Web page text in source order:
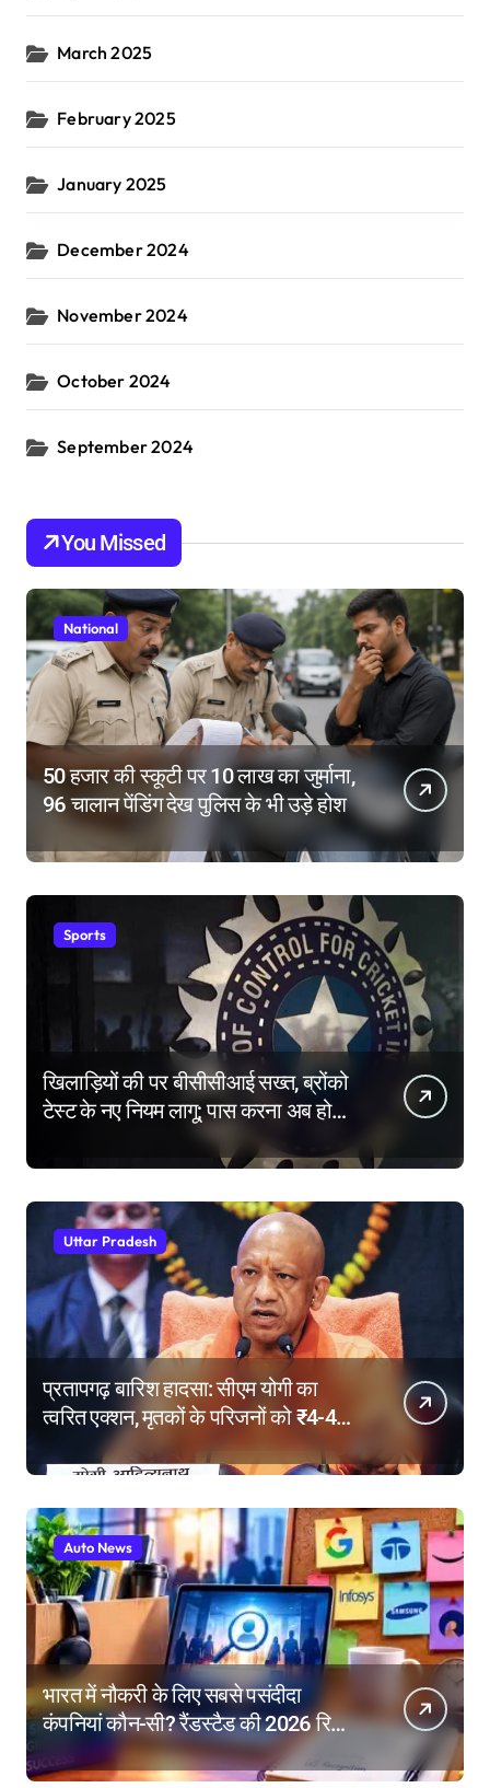
March 2025
February 2025
January 2025
December 2024
November 2024
October 2024
September 2024
You Missed
National
50 हजार की स्कूटी पर 10 लाख का जुर्माना,
96 चालान पेंडिंग देख पुलिस के भी उड़े होश
Sports
खिलाड़ियों की पर बीसीसीआई सख्त, ब्रोंको
टेस्ट के नए नियम लागू; पास करना अब होगा
Uttar Pradesh
प्रतापगढ़ बारिश हादसा: सीएम योगी का
त्वरित एक्शन, मृतकों के परिजनों को ₹4-4
लाख की सहायता, घायलों के बेहतर इलाज के
निर्देश
Auto News
भारत में नौकरी के लिए सबसे पसंदीदा
कंपनियां कौन-सी? रैंडस्टैड की 2026 रिपोर्ट
में गूगल नंबर-1